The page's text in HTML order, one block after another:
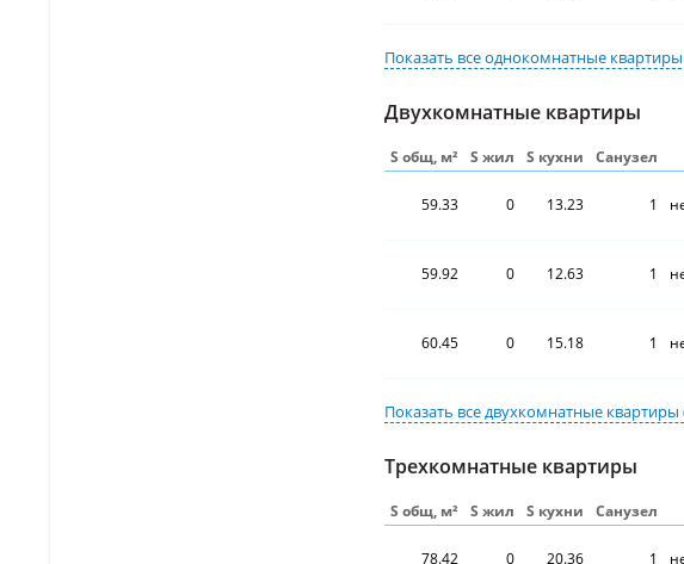
Показать всеоднокомнатные квартиры
Двухкомнатные квартиры
S общ, м² S жил S кухни Санузел
59.33 0 13.23 1
59.92 0 12.63 1
60.45 0 15.18 1
Показать вседвухкомнатные квартиры
Трехкомнатные квартиры
S общ, м² S жил S кухни Санузел
78.42 0 20.36 1